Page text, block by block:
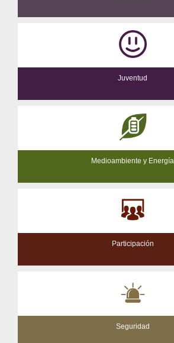
Juventud
Medioambiente y Energía
Participación
Seguridad